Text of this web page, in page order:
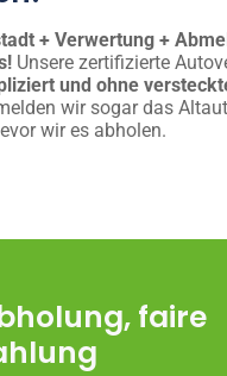
+ Verwertung +
Unsere zertifizierte
und ohne
wir sogar das
wir es abholen.
faire